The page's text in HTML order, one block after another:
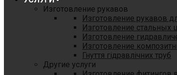
Изготовление рукавов
Изготовление рукавов
Изготовление стальных
Изготовление
Изготовление
Гнуття гідравлічних труб
Другие услуги